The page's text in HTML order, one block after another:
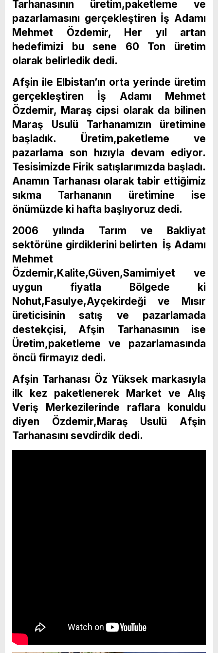
Tarhanasının üretim,paketleme ve
pazarlamasını gerçekleştiren İş Adamı
Mehmet Özdemir, Her yıl artan
hedefimizi bu sene 60 Ton üretim
olarak belirledik dedi.
Afşin ile Elbistan’ın orta yerinde üretim
gerçekleştiren İş Adamı Mehmet
Özdemir, Maraş cipsi olarak da bilinen
Maraş Usulü Tarhanamızın üretimine
başladık. Üretim,paketleme ve
pazarlama son hızıyla devam ediyor.
Tesisimizde Firik satışlarımızda başladı.
Anamın Tarhanası olarak tabir ettiğimiz
sıkma Tarhananın üretimine ise
önümüzde ki hafta başlıyoruz dedi.
2006 yılında Tarım ve Bakliyat
sektörüne girdiklerini belirten İş Adamı
Mehmet
Özdemir,Kalite,Güven,Samimiyet ve
uygun fiyatla Bölgede ki
Nohut,Fasulye,Ayçekirdeği ve Mısır
üreticisinin satış ve pazarlamada
destekçisi, Afşin Tarhanasının ise
Üretim,paketleme ve pazarlamasında
öncü firmayız dedi.
Afşin Tarhanası Öz Yüksek markasıyla
ilk kez paketlenerek Market ve Alış
Veriş Merkezilerinde raflara konuldu
diyen Özdemir,Maraş Usulü Afşin
Tarhanasını sevdirdik dedi.